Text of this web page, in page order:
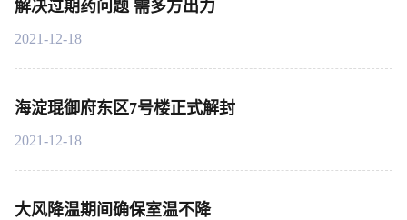
解决过期药问题 需多方出力
2021-12-18
海淀琨御府东区7号楼正式解封
2021-12-18
大风降温期间确保室温不降